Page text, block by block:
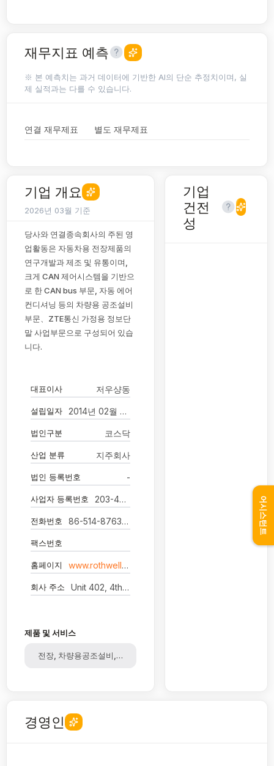
재무지표 예측
※ 본 예측치는 과거 데이터에 기반한 AI의 단순 추정치이며, 실
제 실적과는 다를 수 있습니다.
연결 재무제표 별도 재무제표
기업 개요
2026년 03월 기준
당사와 연결종속회사의 주된 영
업활동은 자동차용 전장제품의
연구개발과 제조 및 유통이며,
크게 CAN 제어시스템을 기반으
로 한 CAN bus 부문, 자동 에어
컨디셔닝 등의 차량용 공조설비
부문、ZTE통신 가정용 정보단
말 사업부문으로 구성되어 있습
니다.
대표이사 저우샹동
설립일자 2014년 02월 05일
법인구분 코스닥
산업 분류 지주회사
법인 등록번호 -
사업자 등록번호 203-43-42
전화번호 86-514-876387
팩스번호
홈페이지 www.rothwell.com.cn
회사 주소 Unit 402, 4th Floor, Fairmont House, No. 8 Cotton Tree Drive, Admiralty Hong Kong
제품 및 서비스
전장, 차량용공조설비, 통신단말
기업
건전
성
경영인
어시스턴트